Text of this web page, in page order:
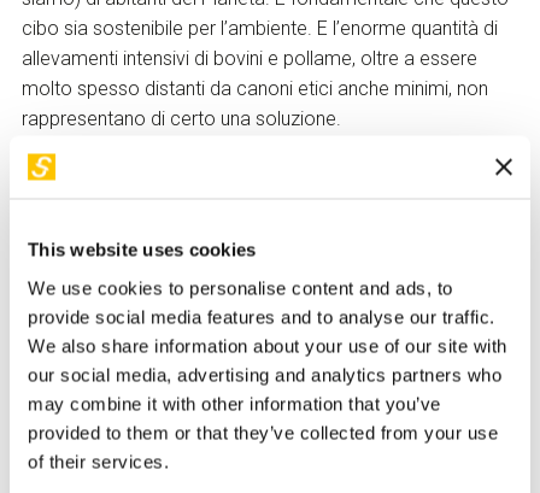
This website uses cookies
We use cookies to personalise content and ads, to
provide social media features and to analyse our traffic.
We also share information about your use of our site with
our social media, advertising and analytics partners who
may combine it with other information that you’ve
provided to them or that they’ve collected from your use
of their services.
cibo sia sostenibile per l’ambiente. E l’enorme quantità di
allevamenti intensivi di bovini e pollame, oltre a essere
molto spesso distanti da canoni etici anche minimi, non
rappresentano di certo una soluzione.
Forse per assonanza, ma era stato lo stesso Beppe Grillo
come sottolineato dalla posizione presa dal comandate
della Iss, è evidentemente quello giusto per spingere
sull’acceleratore verso quella che per gli europei e i Paesi
occidentali in genere, rappresenterebbe una vera
rivoluzione alimentare. Il principe di Danimarca, Federico, a
New York per ilCitizen Sustainability Summit, ha mangiato
un biscotto realizzato dall’azienda estone BugBox condito
con grilli essiccati: una soluzione pare gustosa e che